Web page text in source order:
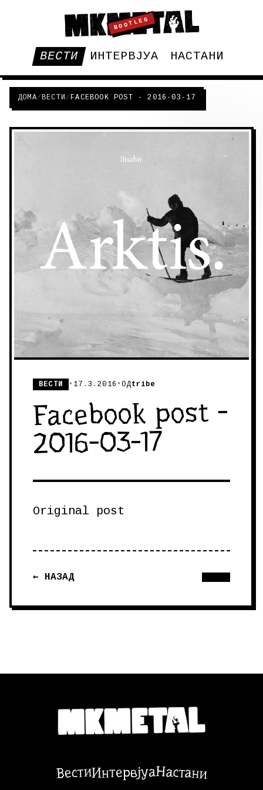
BOOTLEG
ВЕСТИ ИНТЕРВЈУА НАСТАНИ
ДОМА/ВЕСТИ /FACEBOOK POST - 2016-03-17
ВЕСТИ • 17.3.2016 •ОДtribe
Facebook post -
2016-03-17
Original post
← НАЗАД
ВестиИнтервјуаНастани